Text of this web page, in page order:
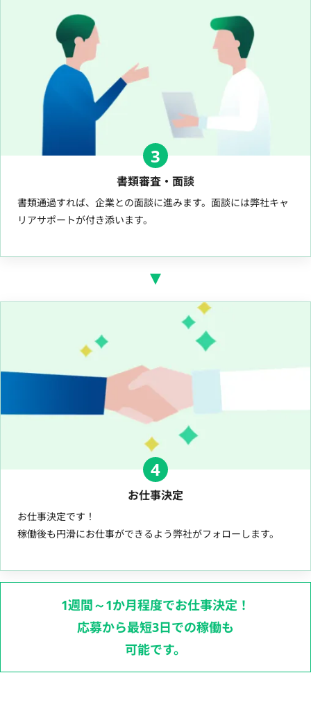
3
書類審査・面談
書類通過すれば、企業との面談に進みます。面談には弊社キャ
リアサポートが付き添います。
4
お仕事決定
お仕事決定です！
稼働後も円滑にお仕事ができるよう弊社がフォローします。
1週間～1か月程度でお仕事決定！
応募から最短3日での稼働も
可能です。